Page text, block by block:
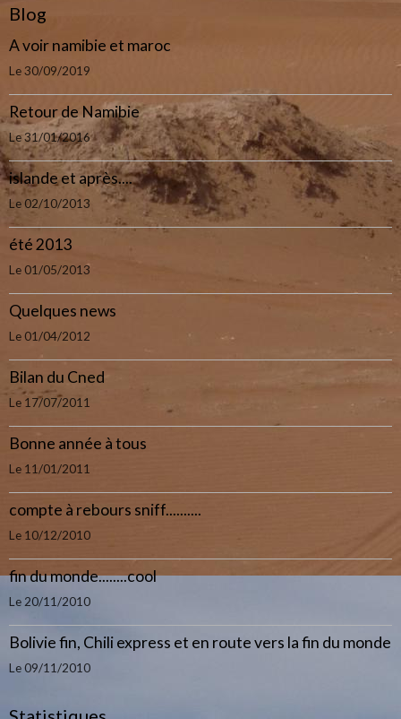
Blog
A voir namibie et maroc
Le 30/09/2019
Retour de Namibie
Le 31/01/2016
islande et après....
Le 02/10/2013
été 2013
Le 01/05/2013
Quelques news
Le 01/04/2012
Bilan du Cned
Le 17/07/2011
Bonne année à tous
Le 11/01/2011
compte à rebours sniff..........
Le 10/12/2010
fin du monde........cool
Le 20/11/2010
Bolivie fin, Chili express et en route vers la fin du monde
Le 09/11/2010